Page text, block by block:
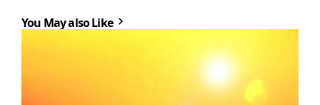
You May also Like